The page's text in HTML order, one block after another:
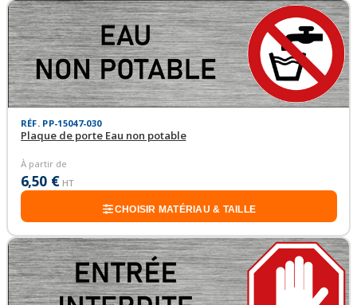
RÉF. PP-15047-030
Plaque de porte Eau non potable
À partir de
6,50 € HT
CHOISIR MATÉRIAU & TAILLE